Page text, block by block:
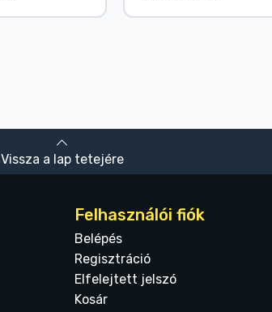
Vissza a lap tetejére
Felhasználói fiók
Belépés
Regisztráció
Elfelejtett jelszó
Kosár